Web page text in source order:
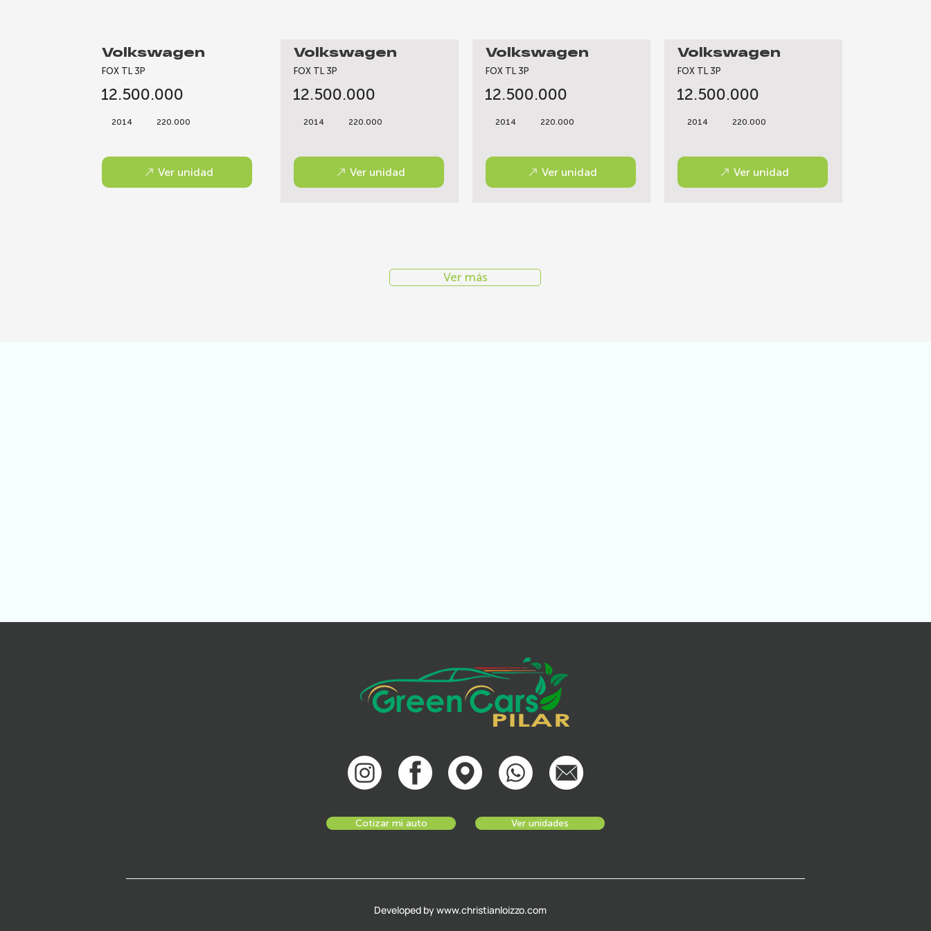
Volkswagen
FOX TL 3P
2014 220.000
12.500.000
Ver unidad
Volkswagen
FOX TL 3P
2014 220.000
12.500.000
Ver unidad
Volkswagen
FOX TL 3P
2014 220.000
12.500.000
Ver unidad
Volkswagen
FOX TL 3P
2014 220.000
12.500.000
Ver unidad
Ver más
Cotizar mi auto Ver unidades
Developed by www.christianloizzo.com